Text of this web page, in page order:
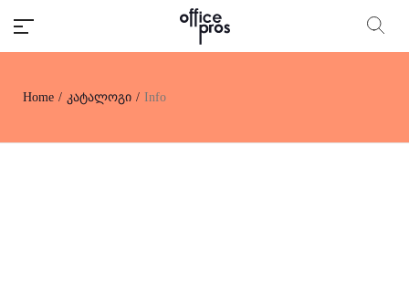
Home / კატალოგი / Info